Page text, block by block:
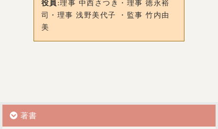
役員 :理事 中西さつき・理事 徳永裕
司・理事 浅野美代子 ・監事 竹内由
美
著書